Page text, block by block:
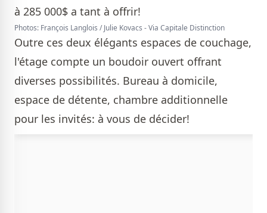
Photos: François Langlois / Julie Kovacs - Via Capitale Distinction
Outre ces deux élégants espaces de couchage,
l'étage compte un boudoir ouvert offrant
diverses possibilités. Bureau à domicile,
espace de détente, chambre additionnelle
pour les invités: à vous de décider!